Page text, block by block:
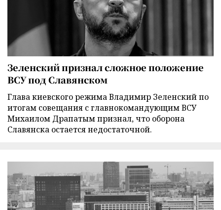
Зеленский признал сложное положение
ВСУ под Славянском
Глава киевского режима Владимир Зеленский по
итогам совещания с главнокомандующим ВСУ
Михаилом Драпатым признал, что оборона
Славянска остается недостаточной.